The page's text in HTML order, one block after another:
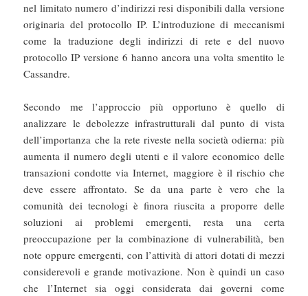
nel limitato numero d’indirizzi resi disponibili dalla versione
originaria del protocollo IP. L’introduzione di meccanismi
come la traduzione degli indirizzi di rete e del nuovo
protocollo IP versione 6 hanno ancora una volta smentito le
Cassandre.
Secondo me l’approccio più opportuno è quello di
analizzare le debolezze infrastrutturali dal punto di vista
dell’importanza che la rete riveste nella società odierna: più
aumenta il numero degli utenti e il valore economico delle
transazioni condotte via Internet, maggiore è il rischio che
deve essere affrontato. Se da una parte è vero che la
comunità dei tecnologi è finora riuscita a proporre delle
soluzioni ai problemi emergenti, resta una certa
preoccupazione per la combinazione di vulnerabilità, ben
note oppure emergenti, con l’attività di attori dotati di mezzi
considerevoli e grande motivazione. Non è quindi un caso
che l’Internet sia oggi considerata dai governi come